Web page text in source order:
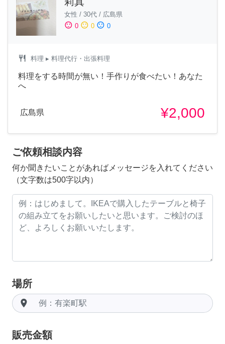
女性 / 30代 / 広島県
sentiment_satisfied 0 sentiment_neutral 0 sentiment_dissatisfied 0
restaurant 料理 ▸ 料理代行・出張料理
料理をする時間が無い！手作りが食べたい！あなた
へ
広島県 ¥2,000
ご依頼相談内容
何か聞きたいことがあればメッセージを入れてください
（文字数は500字以内）
場所
room
販売金額